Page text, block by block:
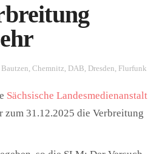
Bautzen, Chemnitz, DAB, Dresden, Flurfunk
Sächsische Landesmedienanstalt
31.12.2025 die Verbreitung